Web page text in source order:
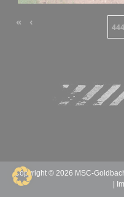
« ‹
Copyright © 2026 MSC-Goldbach